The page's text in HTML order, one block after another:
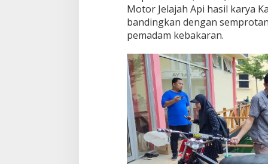
Motor Jelajah Api hasil karya
bandingkan dengan
pemadam kebakaran.